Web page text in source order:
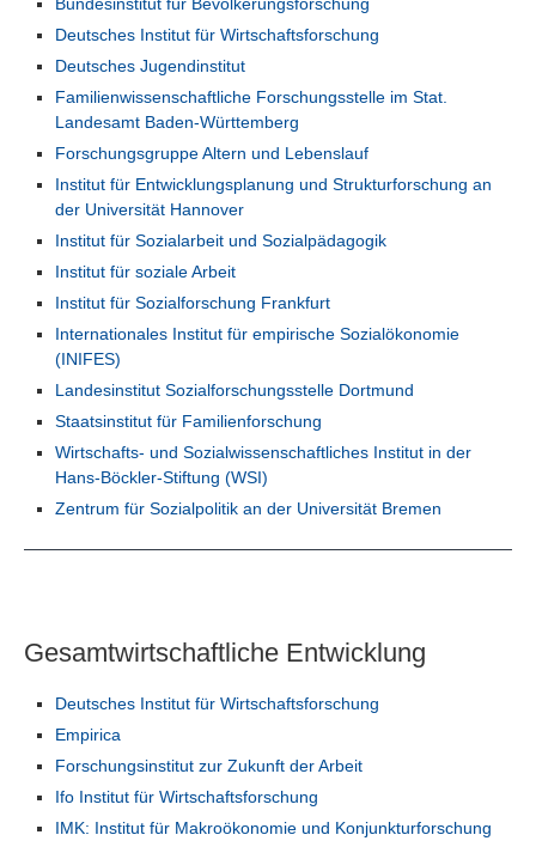
Deutsches Institut für Wirtschaftsforschung
Deutsches Jugendinstitut
Familienwissenschaftliche Forschungsstelle im Stat.
Landesamt Baden-Württemberg
Forschungsgruppe Altern und Lebenslauf
Institut für Entwicklungsplanung und Strukturforschung an
der Universität Hannover
Institut für Sozialarbeit und Sozialpädagogik
Institut für soziale Arbeit
Institut für Sozialforschung Frankfurt
Internationales Institut für empirische Sozialökonomie
(INIFES)
Landesinstitut Sozialforschungsstelle Dortmund
Staatsinstitut für Familienforschung
Wirtschafts- und Sozialwissenschaftliches Institut in der
Hans-Böckler-Stiftung (WSI)
Zentrum für Sozialpolitik an der Universität Bremen
Gesamtwirtschaftliche Entwicklung
Deutsches Institut für Wirtschaftsforschung
Empirica
Forschungsinstitut zur Zukunft der Arbeit
Ifo Institut für Wirtschaftsforschung
IMK: Institut für Makroökonomie und Konjunkturforschung